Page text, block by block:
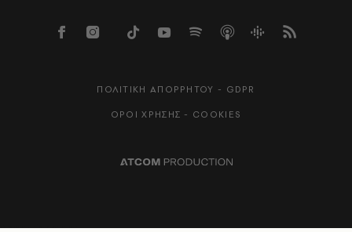
ΠΟΛΙΤΙΚΗ ΑΠΟΡΡΗΤΟΥ - GDPR
ΟΡΟΙ ΧΡΗΣΗΣ - COOKIES